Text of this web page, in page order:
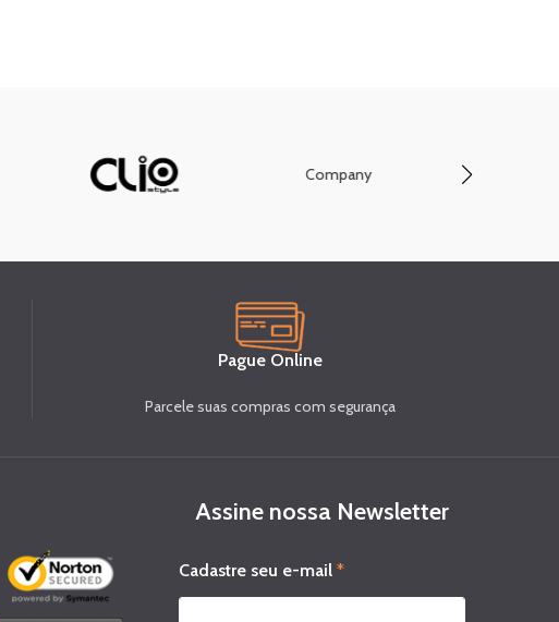
Company
Pague Online
Parcele suas compras com segurança
Assine nossa Newsletter
e
u
Cadastre seu e-mail *